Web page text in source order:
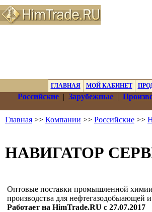
ГЛАВНАЯ МОЙ КАБИНЕТ
Российские| Зарубежные|
Главная >> Компании >> Российские >>
НАВИГАТОР
Оптовые поставки промышленной
производства для
Работает на HimTrade.RU с 27.07.2017